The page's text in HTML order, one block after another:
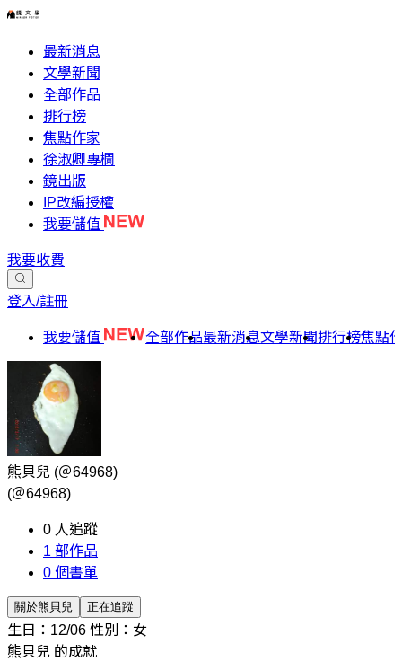
最新消息
文學新聞
全部作品
排行榜
焦點作家
徐淑卿專欄
鏡出版
IP改編授權
我要儲值
我要收費
登入/註冊
我要儲值 全部作品最新消息文學新聞排行榜焦點
熊貝兒 (＠64968)
(＠64968)
0 人追蹤
1 部作品
0 個書單
關於熊貝兒 正在追蹤
生日：12/06 性別：女
熊貝兒 的成就